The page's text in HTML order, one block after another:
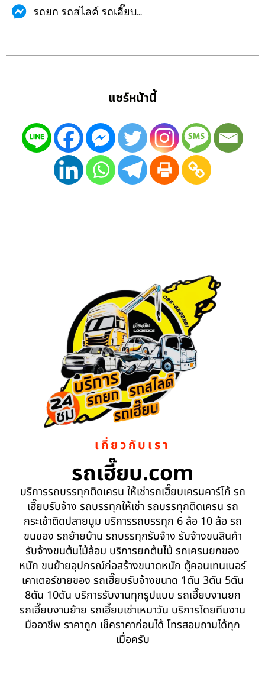
รถยก รถสไลค์ รถเฮี๊ยบ...
แชร์หน้านี้
เกี่ยวกับเรา
รถเฮี๊ยบ.com
บริการรถบรรทุกติดเครน ให้เช่ารถเฮี๊ยบเครนคาร์โก้ รถ
เฮี๊ยบรับจ้าง รถบรรทุกให้เช่า รถบรรทุกติดเครน รถ
กระเช้าติดปลายบูม บริการรถบรรทุก 6 ล้อ 10 ล้อ รถ
ขนของ รถย้ายบ้าน รถบรรทุกรับจ้าง รับจ้างขนสินค้า
รับจ้างขนต้นไม้ล้อม บริการยกต้นไม้ รถเครนยกของ
หนัก ขนย้ายอุปกรณ์ก่อสร้างขนาดหนัก ตู้คอนเทนเนอร์
เคาเตอร์ขายของ รถเฮี๊ยบรับจ้างขนาด 1ตัน 3ตัน 5ตัน
8ตัน 10ตัน บริการรับงานทุกรูปแบบ รถเฮี๊ยบงานยก
รถเฮี๊ยบงานย้าย รถเฮี๊ยบเช่าเหมาวัน บริการโดยทีมงาน
มืออาชีพ ราคาถูก เช็คราคาก่อนได้ โทรสอบถามได้ทุก
เมื่อครับ